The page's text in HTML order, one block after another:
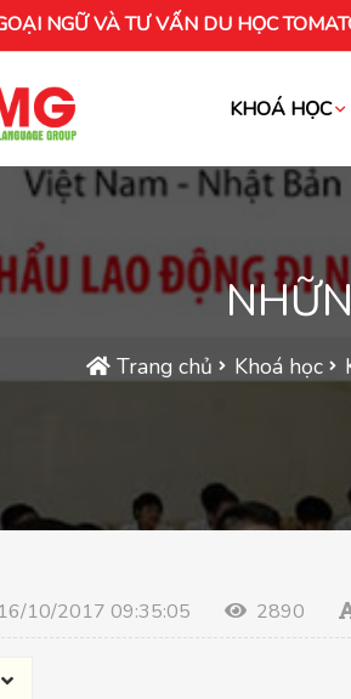
NGỮ VÀ TƯ VẤN DU HỌC
KHOÁ HỌC
Trang chủ Khoá học
16/10/2017 09:35:05 2890